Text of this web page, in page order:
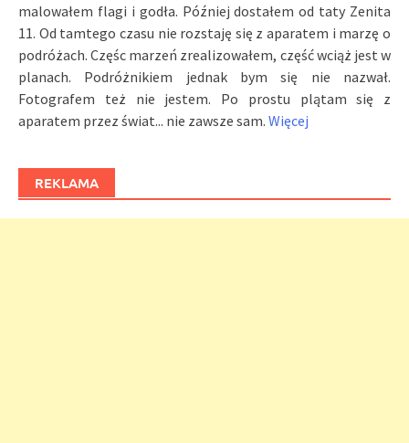
malowałem flagi i godła. Później dostałem od taty Zenita
11. Od tamtego czasu nie rozstaję się z aparatem i marzę o
podróżach. Częśc marzeń zrealizowałem, część wciąż jest w
planach. Podróżnikiem jednak bym się nie nazwał.
Fotografem też nie jestem. Po prostu plątam się z
aparatem przez świat... nie zawsze sam. Więcej
REKLAMA